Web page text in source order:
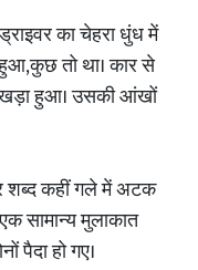
का चेहरा धुंध में
तो था। कार से
हुआ। उसकी आंखों
शब्द कहीं गले में अटक
सामान्य मुलाकात
पैदा हो गए।